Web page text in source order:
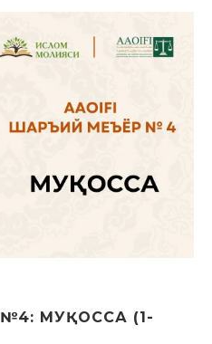
№4: МУҚОССА (1-